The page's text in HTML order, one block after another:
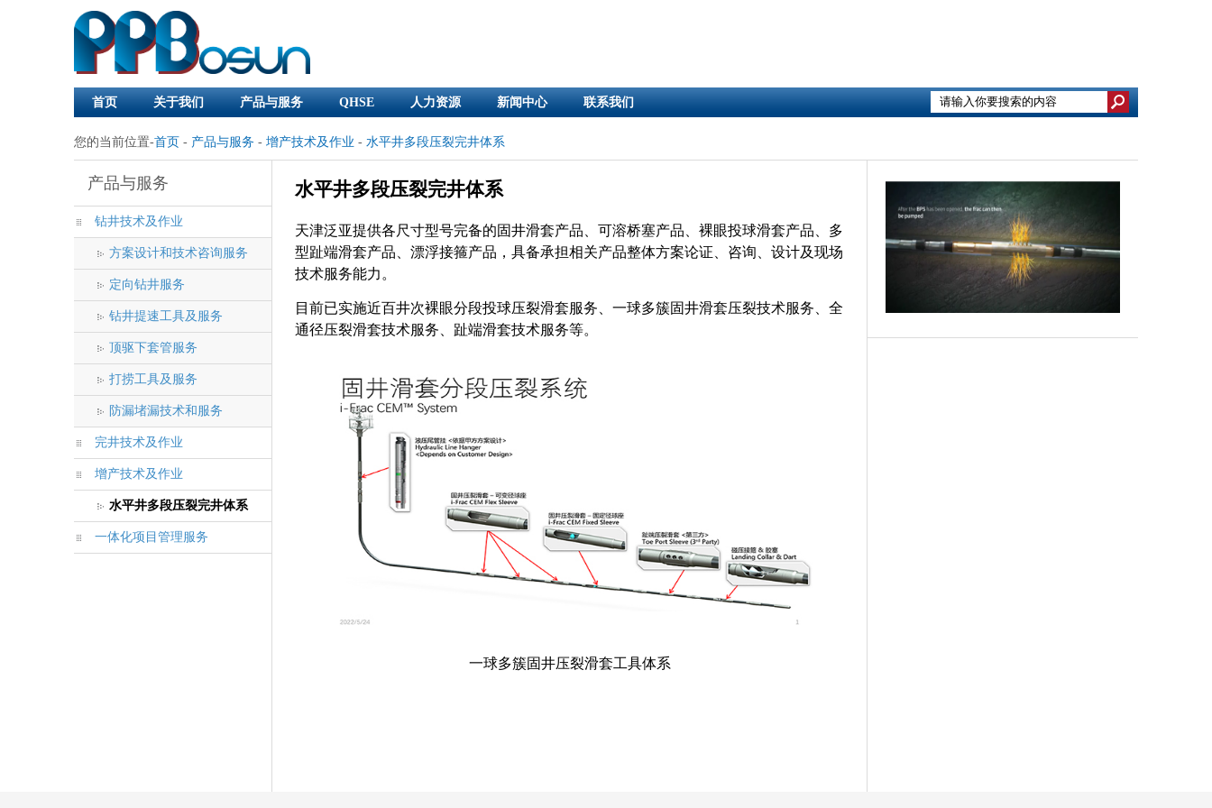
首页 关于我们 产品与服务 QHSE 人力资源 新闻中心 联系我们
您的当前位置-首页 - 产品与服务 - 增产技术及作业 - 水平井多段压裂完井体系
产品与服务
钻井技术及作业
方案设计和技术咨询服务
定向钻井服务
钻井提速工具及服务
顶驱下套管服务
打捞工具及服务
防漏堵漏技术和服务
完井技术及作业
增产技术及作业
水平井多段压裂完井体系
一体化项目管理服务
水平井多段压裂完井体系
天津泛亚提供各尺寸型号完备的固井滑套产品、可溶桥塞产品、裸眼投球滑套产品、多
型趾端滑套产品、漂浮接箍产品，具备承担相关产品整体方案论证、咨询、设计及现场
技术服务能力。
目前已实施近百井次裸眼分段投球压裂滑套服务、一球多簇固井滑套压裂技术服务、全
通径压裂滑套技术服务、趾端滑套技术服务等。
一球多簇固井压裂滑套工具体系